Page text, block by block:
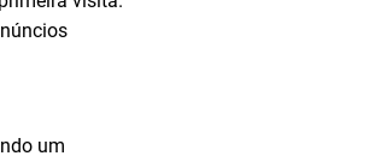
um